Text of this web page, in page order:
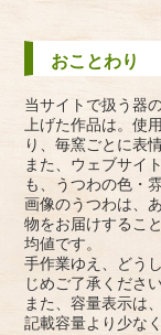
おことわり
当サイトで扱う器
上げた作品は。使
り、毎窯ごとに表
また、ウェブサイ
も、うつわの色・
画像のうつわは、
物をお届けするこ
均値です。
手作業ゆえ、どう
じめご了承ください
また、容量表示は
記載容量より少な